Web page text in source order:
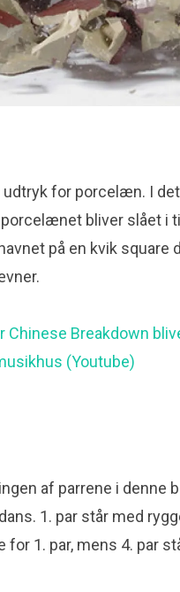
udtryk for porcelæn. I
bliver slået i
på en kvik
Chinese Breakdown
(Youtube)
af parrene i denne
1. par står med
for 1. par, mens 4. par